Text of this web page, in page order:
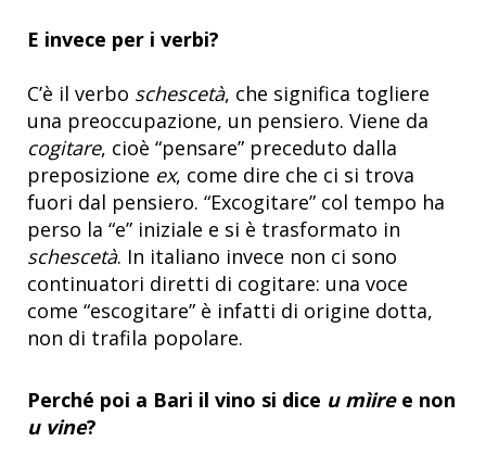
E invece per i verbi?
C’è il verbo schescetà, che significa togliere
una preoccupazione, un pensiero. Viene da
cogitare, cioè “pensare” preceduto dalla
preposizione ex, come dire che ci si trova
fuori dal pensiero. “Excogitare” col tempo ha
perso la “e” iniziale e si è trasformato in
schescetà. In italiano invece non ci sono
continuatori diretti di cogitare: una voce
come “escogitare” è infatti di origine dotta,
non di trafila popolare.
Perché poi a Bari il vino si dice u mìire e non
u vine?